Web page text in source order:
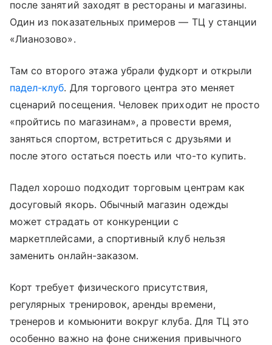
после занятий заходят в рестораны и магазины.
Один из показательных примеров — ТЦ у станции
«Лианозово».
Там со второго этажа убрали фудкорт и открыли
падел-клуб. Для торгового центра это меняет
сценарий посещения. Человек приходит не просто
«пройтись по магазинам», а провести время,
заняться спортом, встретиться с друзьями и
после этого остаться поесть или что-то купить.
Падел хорошо подходит торговым центрам как
досуговый якорь. Обычный магазин одежды
может страдать от конкуренции с
маркетплейсами, а спортивный клуб нельзя
заменить онлайн-заказом.
Корт требует физического присутствия,
регулярных тренировок, аренды времени,
тренеров и комьюнити вокруг клуба. Для ТЦ это
особенно важно на фоне снижения привычного